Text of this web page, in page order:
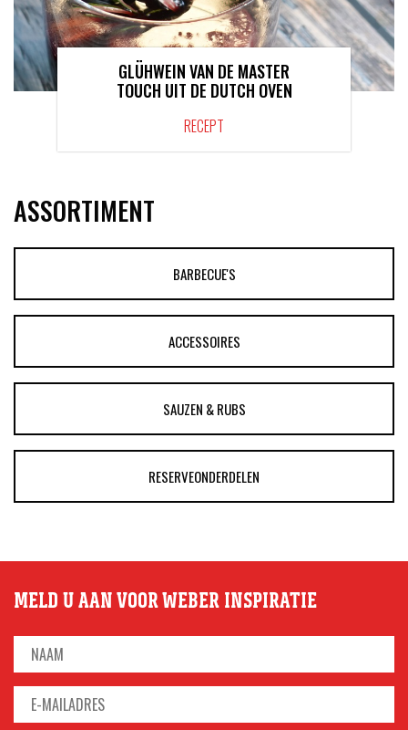
GLÜHWEIN VAN DE MASTER
TOUCH UIT DE DUTCH OVEN
RECEPT
ASSORTIMENT
BARBECUE'S
ACCESSOIRES
SAUZEN & RUBS
RESERVEONDERDELEN
MELD U AAN VOOR WEBER INSPIRATIE